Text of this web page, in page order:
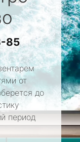
85
от
до
период